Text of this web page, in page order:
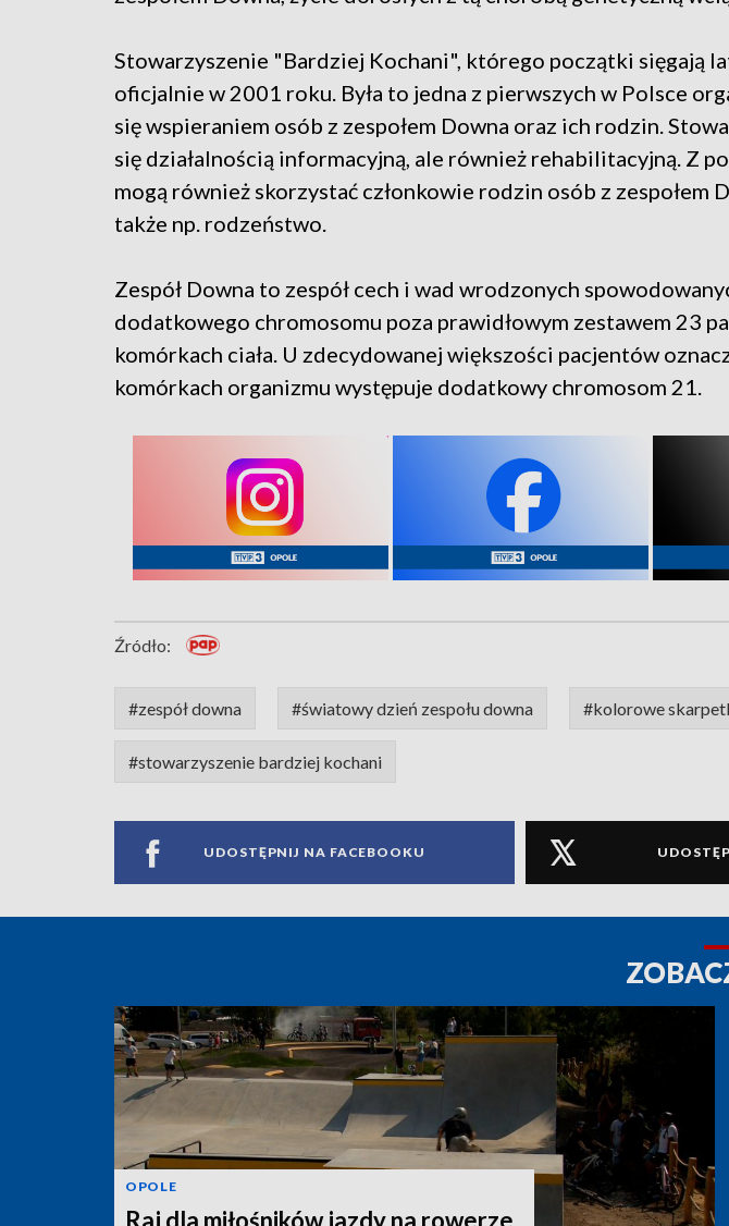
Stowarzyszenie "Bardziej Kochani", którego początki sięgają
oficjalnie w 2001 roku. Była to jedna z pierwszych w Polsce
się wspieraniem osób z zespołem Downa oraz ich rodzin.
się działalnością informacyjną, ale również rehabilitacyjną. Z
mogą również skorzystać członkowie rodzin osób z zespołem
także np. rodzeństwo.
Zespół Downa to zespół cech i wad wrodzonych
dodatkowego chromosomu poza prawidłowym zestawem 23
komórkach ciała. U zdecydowanej większości pacjentów
komórkach organizmu występuje dodatkowy chromosom 21.
Źródło:
#zespół downa #światowy dzień zespołu downa #kolorowe
#stowarzyszenie bardziej kochani
UDOSTĘPNIJ NA FACEBOOKU
OPOLE
Raj dla miłośników jazdy na rowerze.